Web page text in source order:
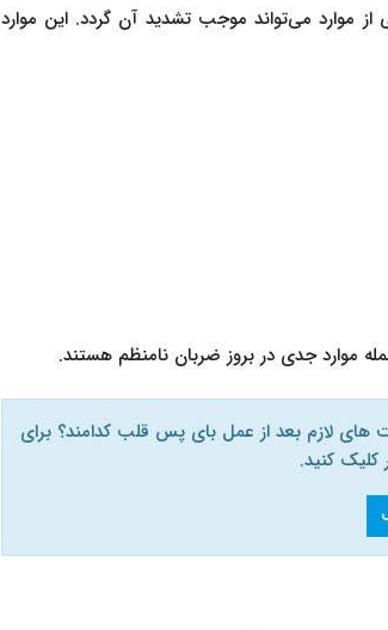
موارد می‌تواند موجب تشدید آن گردد. این موارد
جدی در بروز ضربان نامنظم هستند.
لازم بعد از عمل بای پس قلب کدامند؟ برای
کلیک کنید.